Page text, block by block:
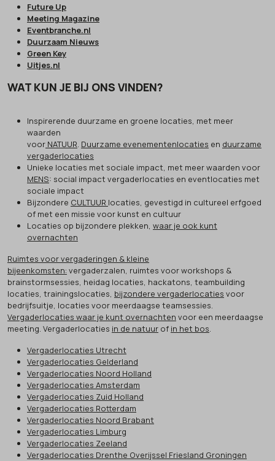
Future Up
Meeting Magazine
Eventbranche.nl
Duurzaam Nieuws
Green Key
Uitjes.nl
WAT KUN JE BIJ ONS VINDEN?
Inspirerende duurzame en groene locaties, met meer
waarden
voor NATUUR. Duurzame evenementenlocaties en duurzame
vergaderlocaties
Unieke locaties met sociale impact, met meer waarden voor
MENS: social impact vergaderlocaties en eventlocaties met
sociale impact
Bijzondere CULTUUR locaties, gevestigd in cultureel erfgoed
of met een missie voor kunst en cultuur
Locaties op bijzondere plekken, waar je ook kunt
overnachten
Ruimtes voor vergaderingen & kleine
bijeenkomsten: vergaderzalen, ruimtes voor workshops &
brainstormsessies, heidag locaties, hackatons, teambuilding
locaties, trainingslocaties, bijzondere vergaderlocaties voor
bedrijfsuitje, locaties voor meerdaagse teamsessies.
Vergaderlocaties waar je kunt overnachten voor een meerdaagse
meeting. Vergaderlocaties in de natuur of in het bos.
Vergaderlocaties Utrecht
Vergaderlocaties Gelderland
Vergaderlocaties Noord Holland
Vergaderlocaties Amsterdam
Vergaderlocaties Zuid Holland
Vergaderlocaties Rotterdam
Vergaderlocaties Noord Brabant
Vergaderlocaties Limburg
Vergaderlocaties Zeeland
Vergaderlocaties Drenthe Overijssel Friesland Groningen